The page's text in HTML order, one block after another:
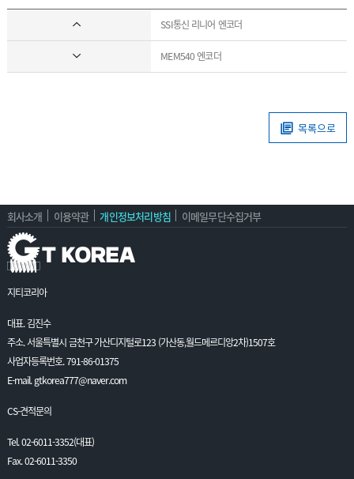
SSI통신 리니어 엔코더
MEM540 엔코더
목록으로
회사소개 이용약관 개인정보처리방침 이메일무단수집거부
지티코리아
대표. 김진수
주소. 서울특별시 금천구 가산디지털로123 (가산동,월드메르디앙2차)1507호
사업자등록번호. 791-86-01375
E-mail. gtkorea777@naver.com
CS-견적문의
Tel. 02-6011-3352(대표)
Fax. 02-6011-3350